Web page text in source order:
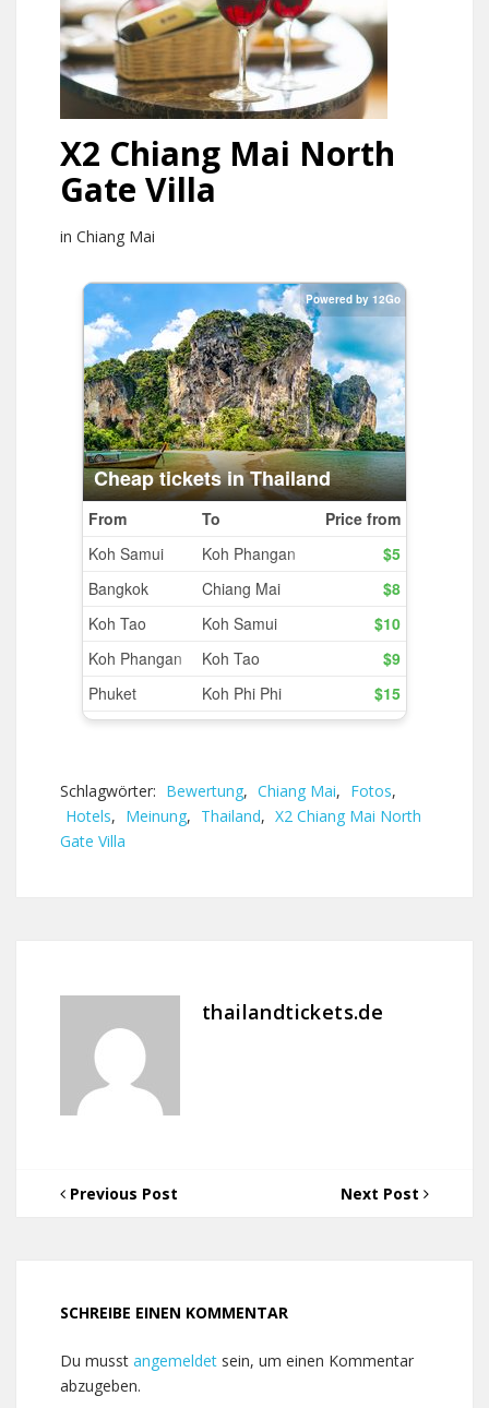
X2 Chiang Mai North
Gate Villa
in Chiang Mai
Schlagwörter: Bewertung, Chiang Mai, Fotos,
Hotels, Meinung, Thailand, X2 Chiang Mai North
Gate Villa
thailandtickets.de
Previous Post Next Post
SCHREIBE EINEN KOMMENTAR
Du musst angemeldet sein, um einen Kommentar
abzugeben.